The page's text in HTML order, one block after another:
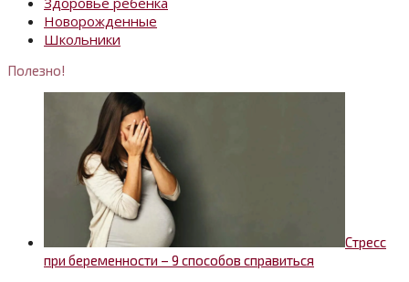
Новорожденные
Школьники
Полезно!
Стресс
при беременности – 9 способов справиться